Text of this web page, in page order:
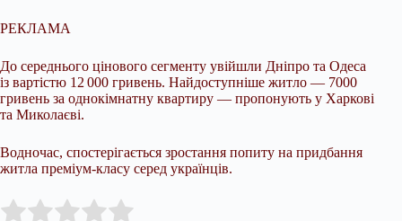
РЕКЛАМА
До середнього цінового сегменту увійшли Дніпро та Одеса
із вартістю 12 000 гривень. Найдоступніше житло — 7000
гривень за однокімнатну квартиру — пропонують у Харкові
та Миколаєві.
Водночас, спостерігається зростання попиту на придбання
житла преміум-класу серед українців.
Rate this item: